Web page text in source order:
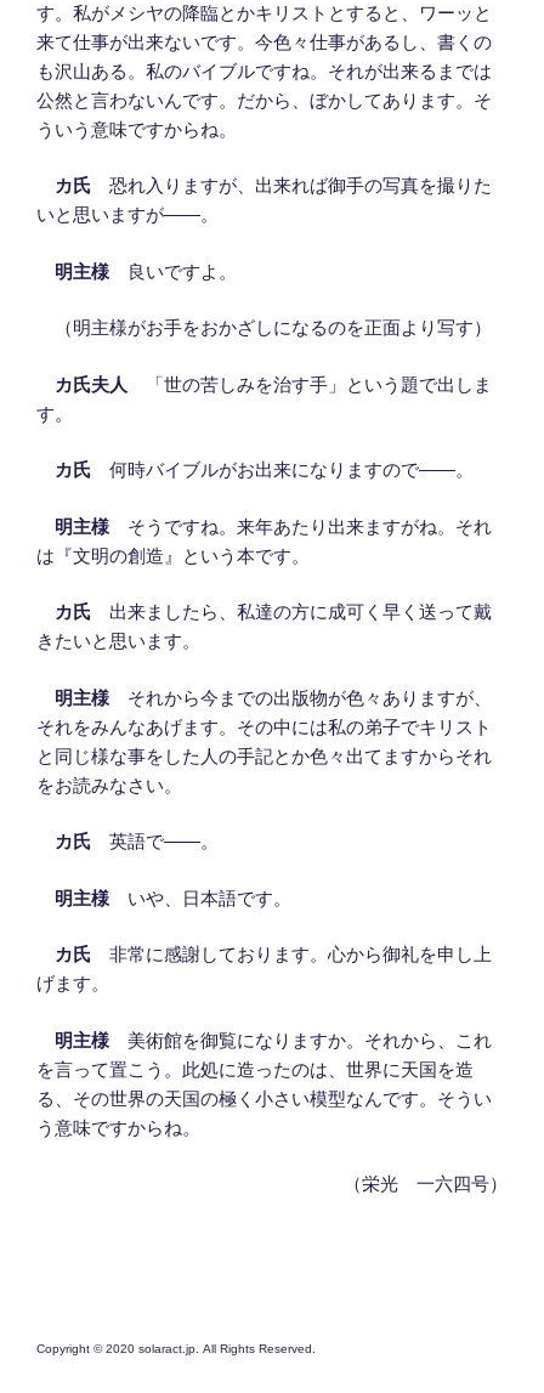
す。私がメシヤの降臨とかキリストとすると、ワーッと
来て仕事が出来ないです。今色々仕事があるし、書くの
も沢山ある。私のバイブルですね。それが出来るまでは
公然と言わないんです。だから、ぼかしてあります。そ
ういう意味ですからね。
カ氏 恐れ入りますが、出来れば御手の写真を撮りた
いと思いますが――。
明主様 良いですよ。
（明主様がお手をおかざしになるのを正面より写す）
カ氏夫人
「世の苦しみを治す手」という題で出しま
す。
カ氏 何時バイブルがお出来になりますので――。
明主様 そうですね。来年あたり出来ますがね。それ
は『文明の創造』という本です。
カ氏 出来ましたら、私達の方に成可く早く送って戴
きたいと思います。
明主様 それから今までの出版物が色々ありますが、
それをみんなあげます。その中には私の弟子でキリスト
と同じ様な事をした人の手記とか色々出てますからそれ
をお読みなさい。
カ氏 英語で――。
明主様 いや、日本語です。
カ氏 非常に感謝しております。心から御礼を申し上
げます。
明主様 美術館を御覧になりますか。それから、これ
を言って置こう。此処に造ったのは、世界に天国を造
る、その世界の天国の極く小さい模型なんです。そうい
う意味ですからね。
（栄光 一六四号）
Copyright © 2020 solaract.jp. All Rights Reserved.